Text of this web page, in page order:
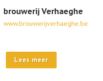
brouwerij Verhaeghe
www.brouwerijverhaeghe.be
Lees meer